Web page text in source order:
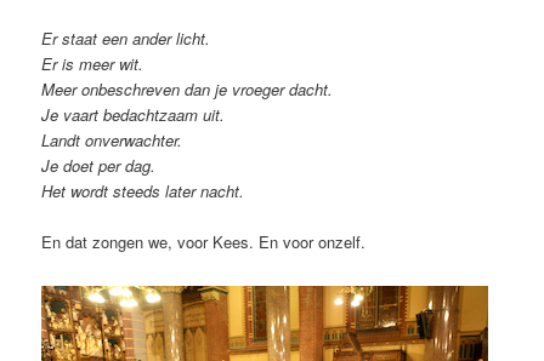
Er staat een ander licht.
Er is meer wit.
Meer onbeschreven dan je vroeger dacht.
Je vaart bedachtzaam uit.
Landt onverwachter.
Je doet per dag.
Het wordt steeds later nacht.
En dat zongen we, voor Kees. En voor onzelf.